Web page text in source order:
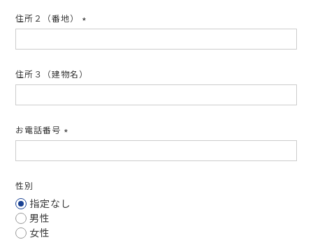
住所２（番地）
須)
住所３（建物名）
お電話番号
須)
性別
指定なし
男性
女性